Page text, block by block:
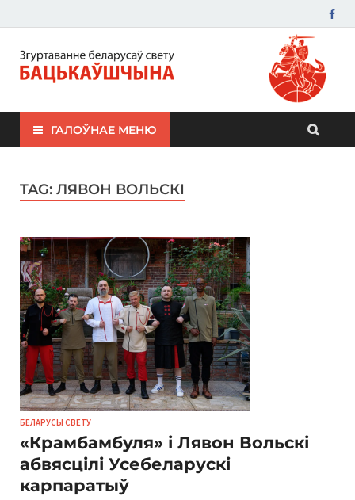
ЗБС "Бацькаўшчына"
ГАЛОЎНАЕ МЕНЮ
TAG: ЛЯВОН ВОЛЬСКІ
БЕЛАРУСЫ СВЕТУ
«Крамбамбуля» і Лявон Вольскі
абвясцілі Усебеларускі
карпаратыў